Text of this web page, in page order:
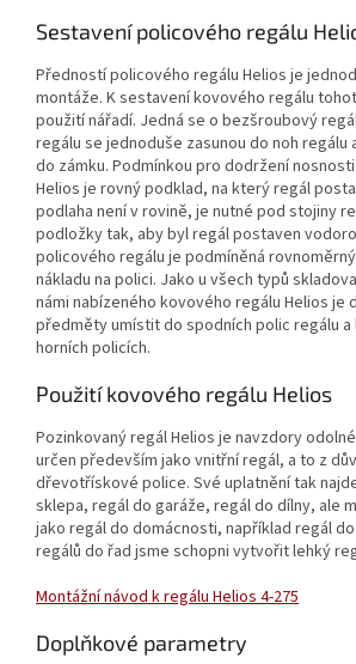
Sestavení policového regálu
Předností policového regálu Helios je
montáže. K sestavení kovového regálu
použití nářadí. Jedná se o bezšroubový
regálu se jednoduše zasunou do noh regálu
do zámku. Podmínkou pro dodržení
Helios je rovný podklad, na který regál
podlaha není v rovině, je nutné pod stojiny
podložky tak, aby byl regál postaven
policového regálu je podmíněná
nákladu na polici. Jako u všech typů
námi nabízeného kovového regálu Helios je
předměty umístit do spodních polic regálu
horních policích.
Použití kovového regálu Helios
Pozinkovaný regál Helios je navzdory
určen především jako vnitřní regál, a to z
dřevotřískové police. Své uplatnění tak
sklepa, regál do garáže, regál do dílny, ale
jako regál do domácnosti, například regál
regálů do řad jsme schopni vytvořit lehký
Montážní návod k regálu Helios 4-275
Doplňkové parametry